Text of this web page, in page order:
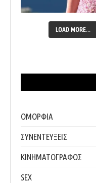
LOAD MORE...
ΟΜΟΡΦΙΑ
ΣΥΝΕΝΤΕΥΞΕΙΣ
ΚΙΝΗΜΑΤΟΓΡΑΦΟΣ
SEX